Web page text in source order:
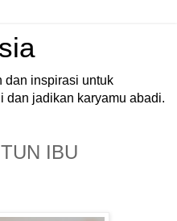
dan inspirasi untuk
dan jadikan karyamu abadi.
IBU